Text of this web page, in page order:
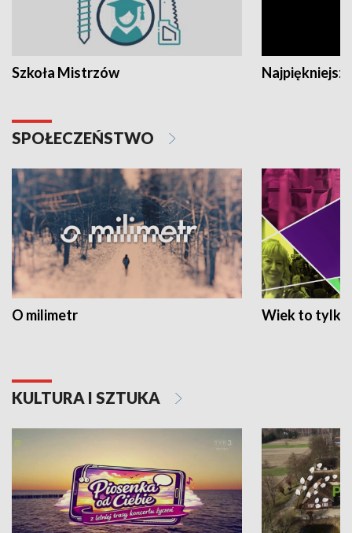
Szkoła Mistrzów
SPOŁECZEŃSTWO
O milimetr Wiek to tylko
KULTURA I SZTUKA